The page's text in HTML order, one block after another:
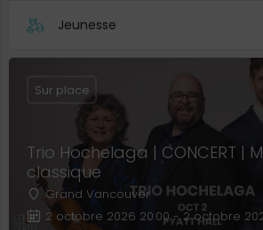
Jeunesse
Trio Hochelaga | CONCERT |
classique
Grand Vancouver
2 octobre 2026 20:00 - 2 octobre
Sur place